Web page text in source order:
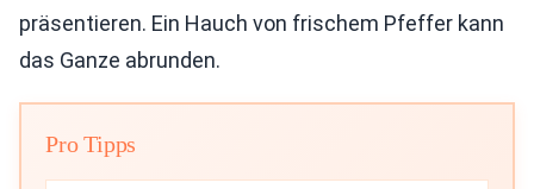
präsentieren. Ein Hauch von frischem Pfeffer kann
das Ganze abrunden.
Pro Tipps